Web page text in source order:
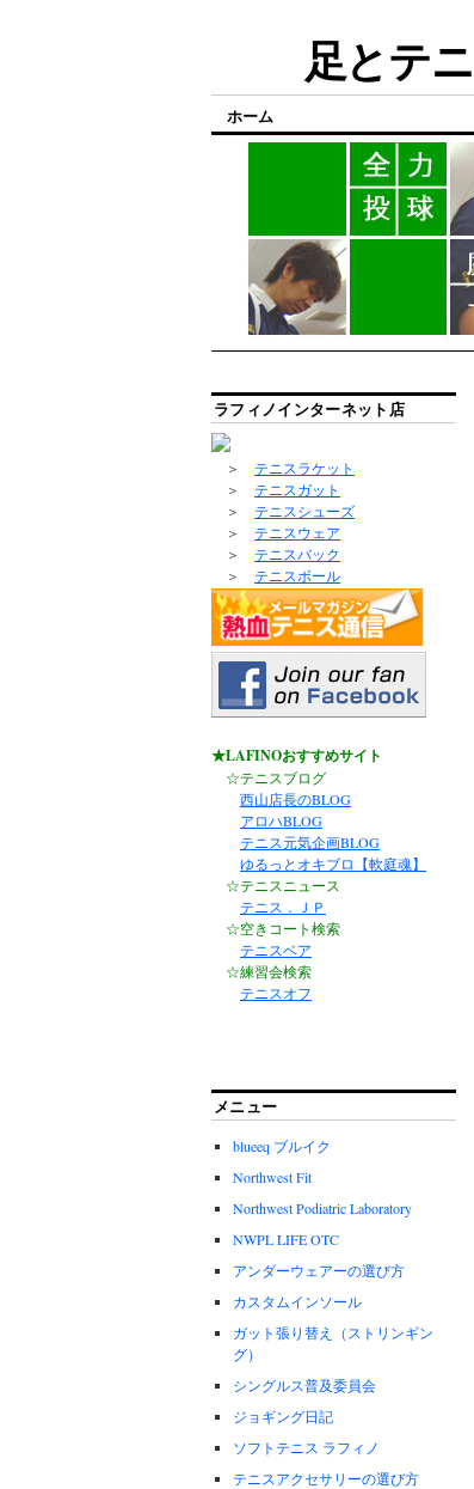
足とテ
ホーム
ラフィノインターネット店
＞ テニスラケット
＞ テニスガット
＞ テニスシューズ
＞ テニスウェア
＞ テニスバック
＞ テニスボール
★LAFINOおすすめサイト
☆テニスブログ
西山店長のBLOG
アロハBLOG
テニス元気企画BLOG
ゆるっとオキブロ【軟庭魂】
☆テニスニュース
テニス．ＪＰ
☆空きコート検索
テニスベア
☆練習会検索
テニスオフ
メニュー
blueeq ブルイク
Northwest Fit
Northwest Podiatric Laboratory
NWPL LIFE OTC
アンダーウェアーの選び方
カスタムインソール
ガット張り替え（ストリンギン
グ）
シングルス普及委員会
ジョギング日記
ソフトテニス ラフィノ
テニスアクセサリーの選び方